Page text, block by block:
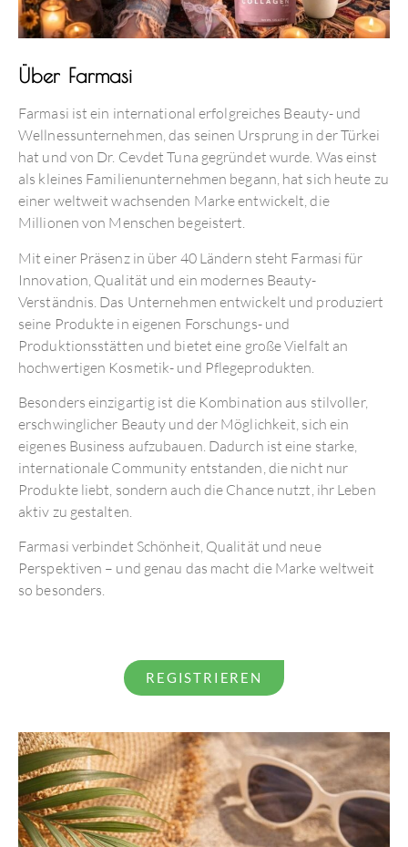
Über Farmasi
Farmasi ist ein international erfolgreiches Beauty- und
Wellnessunternehmen, das seinen Ursprung in der Türkei
hat und von Dr. Cevdet Tuna gegründet wurde. Was einst
als kleines Familienunternehmen begann, hat sich heute zu
einer weltweit wachsenden Marke entwickelt, die
Millionen von Menschen begeistert.
Mit einer Präsenz in über 40 Ländern steht Farmasi für
Innovation, Qualität und ein modernes Beauty-
Verständnis. Das Unternehmen entwickelt und produziert
seine Produkte in eigenen Forschungs- und
Produktionsstätten und bietet eine große Vielfalt an
hochwertigen Kosmetik- und Pflegeprodukten.
Besonders einzigartig ist die Kombination aus stilvoller,
erschwinglicher Beauty und der Möglichkeit, sich ein
eigenes Business aufzubauen. Dadurch ist eine starke,
internationale Community entstanden, die nicht nur
Produkte liebt, sondern auch die Chance nutzt, ihr Leben
aktiv zu gestalten.
Farmasi verbindet Schönheit, Qualität und neue
Perspektiven – und genau das macht die Marke weltweit
so besonders.
REGISTRIEREN